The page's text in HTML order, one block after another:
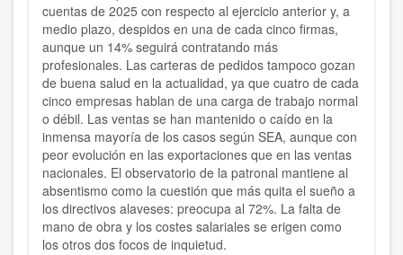
cuentas de 2025 con respecto al ejercicio anterior y, a
medio plazo, despidos en una de cada cinco firmas,
aunque un 14% seguirá contratando más
profesionales. Las carteras de pedidos tampoco gozan
de buena salud en la actualidad, ya que cuatro de cada
cinco empresas hablan de una carga de trabajo normal
o débil. Las ventas se han mantenido o caído en la
inmensa mayoría de los casos según SEA, aunque con
peor evolución en las exportaciones que en las ventas
nacionales. El observatorio de la patronal mantiene al
absentismo como la cuestión que más quita el sueño a
los directivos alaveses: preocupa al 72%. La falta de
mano de obra y los costes salariales se erigen como
los otros dos focos de inquietud.